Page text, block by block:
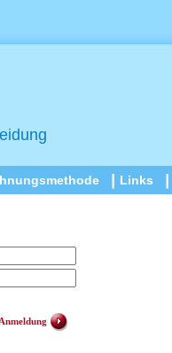
Links
Anmeldung